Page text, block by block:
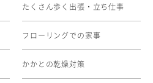
たくさん歩く出張・立ち仕事
フローリングでの家事
かかとの乾燥対策